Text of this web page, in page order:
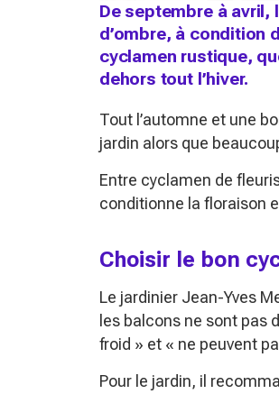
De septembre à
d’ombre, à condition
cyclamen rustique,
dehors tout l’hiver.
Tout l’automne et une
jardin alors que
Entre cyclamen de
conditionne la floraison
Choisir le bon
Le jardinier Jean-Yves
les balcons ne sont pas
froid » et « ne peuvent
Pour le jardin, il